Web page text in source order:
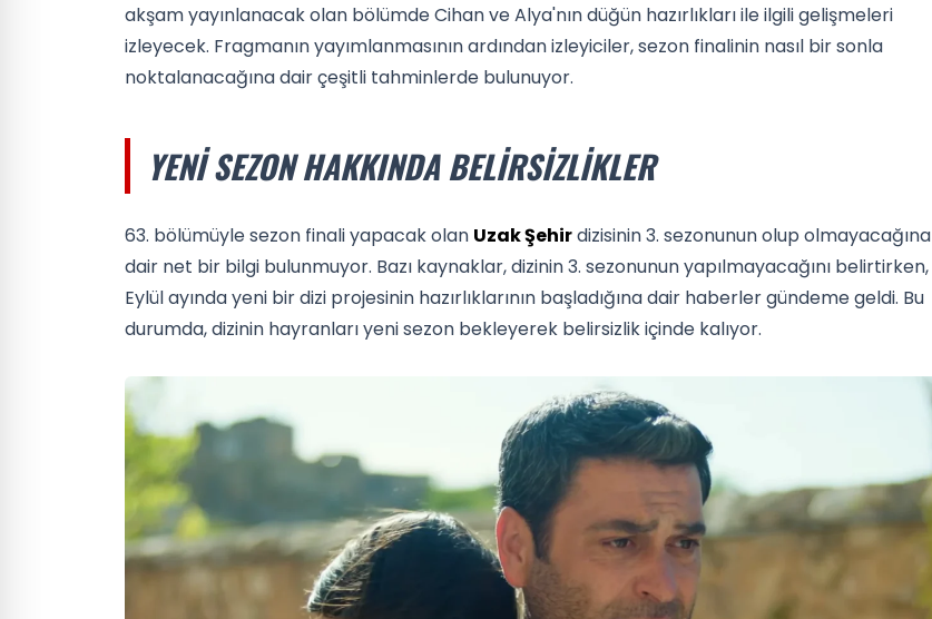
akşam yayınlanacak olan bölümde Cihan ve Alya'nın düğün hazırlıkları ile ilgili gelişmeleri
izleyecek. Fragmanın yayımlanmasının ardından izleyiciler, sezon finalinin nasıl bir sonla
noktalanacağına dair çeşitli tahminlerde bulunuyor.
YENI SEZON HAKKINDA BELIRSIZLIKLER
63. bölümüyle sezon finali yapacak olan Uzak Şehirdizisinin 3. sezonunun olup olmayacağına
dair net bir bilgi bulunmuyor. Bazı kaynaklar, dizinin 3. sezonunun yapılmayacağını belirtirken,
Eylül ayında yeni bir dizi projesinin hazırlıklarının başladığına dair haberler gündeme geldi. Bu
durumda, dizinin hayranları yeni sezon bekleyerek belirsizlik içinde kalıyor.